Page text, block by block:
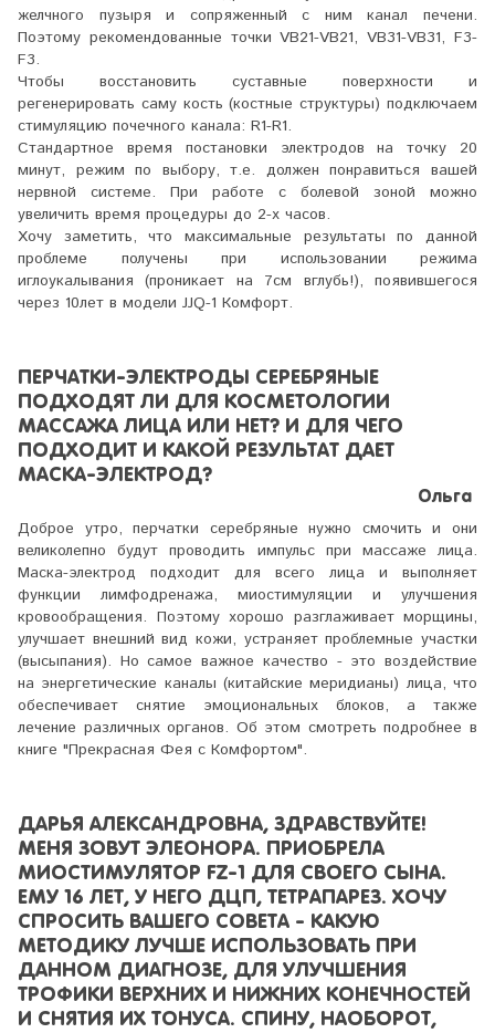
желчного пузыря и сопряженный с ним канал печени.
Поэтому рекомендованные точки VB21-VB21, VB31-VB31, F3-
F3.
Чтобы восстановить суставные поверхности и
регенерировать саму кость (костные структуры) подключаем
стимуляцию почечного канала: R1-R1.
Стандартное время постановки электродов на точку 20
минут, режим по выбору, т.е. должен понравиться вашей
нервной системе. При работе с болевой зоной можно
увеличить время процедуры до 2-х часов.
Хочу заметить, что максимальные результаты по данной
проблеме получены при использовании режима
иглоукалывания (проникает на 7см вглубь!), появившегося
через 10лет в модели JJQ-1 Комфорт.
ПЕРЧАТКИ-ЭЛЕКТРОДЫ СЕРЕБРЯНЫЕ
ПОДХОДЯТ ЛИ ДЛЯ КОСМЕТОЛОГИИ
МАССАЖА ЛИЦА ИЛИ НЕТ? И ДЛЯ ЧЕГО
ПОДХОДИТ И КАКОЙ РЕЗУЛЬТАТ ДАЕТ
МАСКА-ЭЛЕКТРОД?
Ольга
Доброе утро, перчатки серебряные нужно смочить и они
великолепно будут проводить импульс при массаже лица.
Маска-электрод подходит для всего лица и выполняет
функции лимфодренажа, миостимуляции и улучшения
кровообращения. Поэтому хорошо разглаживает морщины,
улучшает внешний вид кожи, устраняет проблемные участки
(высыпания). Но самое важное качество - это воздействие
на энергетические каналы (китайские меридианы) лица, что
обеспечивает снятие эмоциональных блоков, а также
лечение различных органов. Об этом смотреть подробнее в
книге "Прекрасная Фея с Комфортом".
ДАРЬЯ АЛЕКСАНДРОВНА, ЗДРАВСТВУЙТЕ!
МЕНЯ ЗОВУТ ЭЛЕОНОРА. ПРИОБРЕЛА
МИОСТИМУЛЯТОР FZ-1 ДЛЯ СВОЕГО СЫНА.
ЕМУ 16 ЛЕТ, У НЕГО ДЦП, ТЕТРАПАРЕЗ. ХОЧУ
СПРОСИТЬ ВАШЕГО СОВЕТА - КАКУЮ
МЕТОДИКУ ЛУЧШЕ ИСПОЛЬЗОВАТЬ ПРИ
ДАННОМ ДИАГНОЗЕ, ДЛЯ УЛУЧШЕНИЯ
ТРОФИКИ ВЕРХНИХ И НИЖНИХ КОНЕЧНОСТЕЙ
И СНЯТИЯ ИХ ТОНУСА. СПИНУ, НАОБОРОТ,